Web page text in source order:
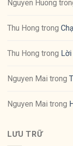
Nguyen Huong
Thu Hong trong
Thu Hong trong Lời
Nguyen Mai trong
Nguyen Mai trong
LƯU TRỮ